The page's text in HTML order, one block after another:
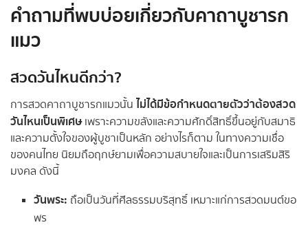
คำถามที่พบบ่อยเกี่ยวกับคาถาบูชารก
แมว
สวดวันไหนดีกว่า?
การสวดคาถาบูชารกแมวนั้น ไม่ได้มีข้อกำหนดตายตัวว่าต้องสวด
วันไหนเป็นพิเศษเพราะความขลังและความศักดิ์สิทธิ์ขึ้นอยู่กับสมาธิ
และความตั้งใจของผู้บูชาเป็นหลัก อย่างไรก็ตาม ในทางความเชื่อ
ของคนไทย นิยมถือฤกษ์ยามเพื่อความสบายใจและเป็นการเสริมสิริ
มงคล ดังนี้
วันพระ: ถือเป็นวันที่ศีลธรรมบริสุทธิ์ เหมาะแก่การสวดมนต์ขอ
พร